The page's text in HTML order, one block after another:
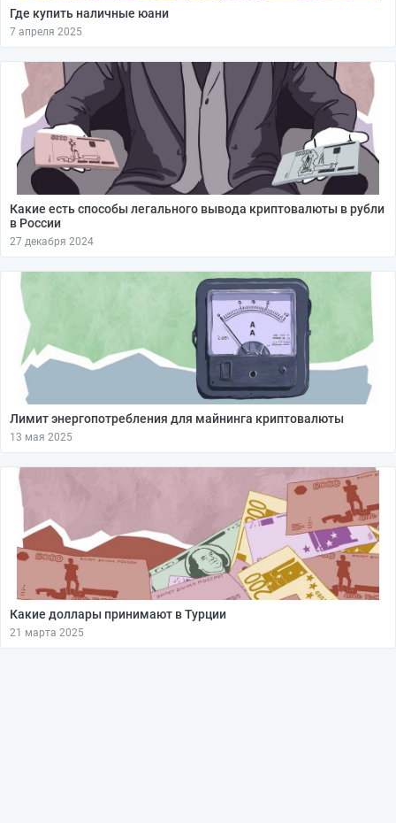
Где купить наличные юани
7 апреля 2025
Какие есть способы легального вывода криптовалюты в рубли
в России
27 декабря 2024
Лимит энергопотребления для майнинга криптовалюты
13 мая 2025
Какие доллары принимают в Турции
21 марта 2025